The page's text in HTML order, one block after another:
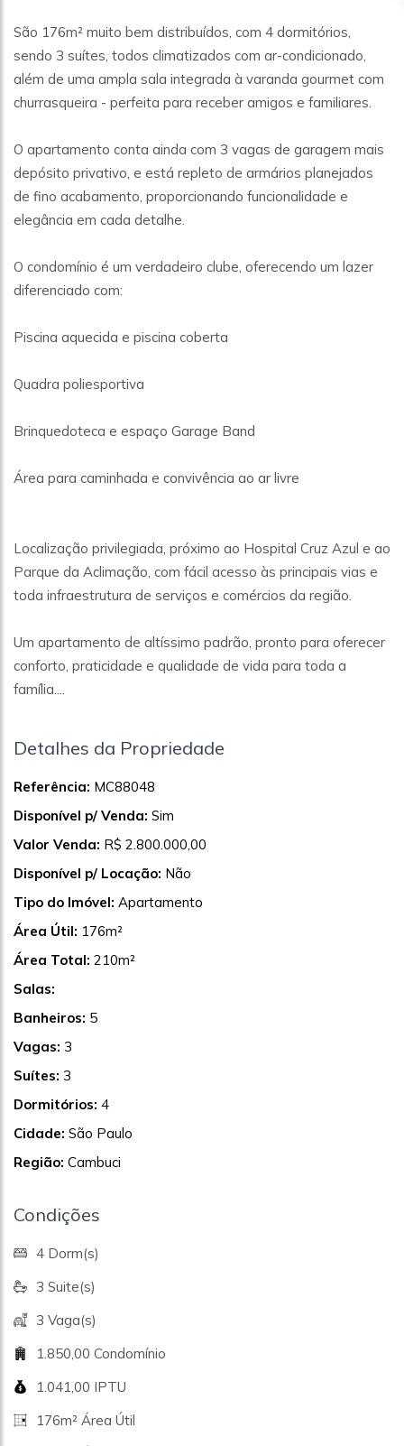
São 176m² muito bem distribuídos, com 4 dormitórios,
sendo 3 suítes, todos climatizados com ar-condicionado,
além de uma ampla sala integrada à varanda gourmet com
churrasqueira - perfeita para receber amigos e familiares.
O apartamento conta ainda com 3 vagas de garagem mais
depósito privativo, e está repleto de armários planejados
de fino acabamento, proporcionando funcionalidade e
elegância em cada detalhe.
O condomínio é um verdadeiro clube, oferecendo um lazer
diferenciado com:
Piscina aquecida e piscina coberta
Quadra poliesportiva
Brinquedoteca e espaço Garage Band
Área para caminhada e convivência ao ar livre
Localização privilegiada, próximo ao Hospital Cruz Azul e ao
Parque da Aclimação, com fácil acesso às principais vias e
toda infraestrutura de serviços e comércios da região.
Um apartamento de altíssimo padrão, pronto para oferecer
conforto, praticidade e qualidade de vida para toda a
família....
Detalhes da Propriedade
Referência: MC88048
Disponível p/ Venda: Sim
Valor Venda: R$ 2.800.000,00
Disponível p/ Locação: Não
Tipo do Imóvel: Apartamento
Área Útil: 176m²
Área Total: 210m²
Salas:
Banheiros: 5
Vagas: 3
Suítes: 3
Dormitórios: 4
Cidade: São Paulo
Região: Cambuci
Condições
4 Dorm(s)
3 Suite(s)
3 Vaga(s)
1.850,00 Condomínio
1.041,00 IPTU
176m² Área Útil